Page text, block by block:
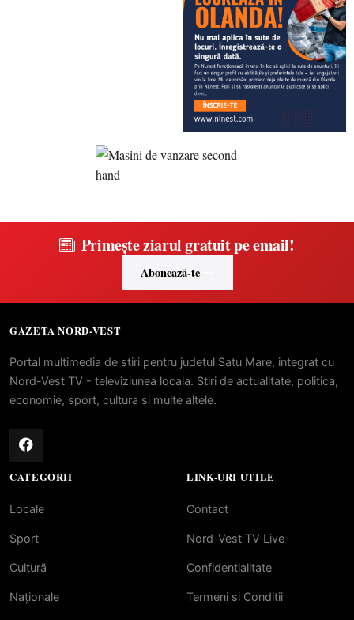
Primește ziarul gratuit pe email!
Abonează-te
GAZETA NORD-VEST
Portal multimedia de stiri pentru judetul Satu Mare, integrat cu
Nord-Vest TV - televiziunea locala. Stiri de actualitate, politica,
economie, sport, cultura si multe altele.
CATEGORII
Locale
Sport
Cultură
Naționale
LINK-URI UTILE
Contact
Nord-Vest TV Live
Confidentialitate
Termeni si Conditii